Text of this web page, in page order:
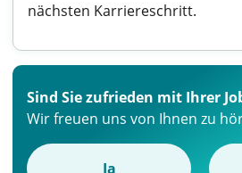
nächsten Karriereschritt.
Sind Sie zufrieden mit Ihrer
Wir freuen uns von Ihnen zu
Ja